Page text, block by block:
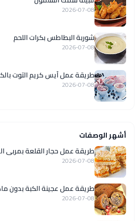
2026-07-08
شوربة البطاطس بكرات اللحم
2026-07-08
طريقة عمل آيس كريم التوت
2026-07-08
أشهر الوصفات
طريقة عمل حجار القلعة
2026-07-08
طريقة عمل عجينة الكبة بدون
2026-07-08